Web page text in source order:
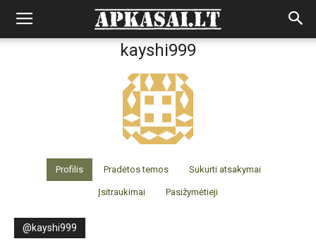
kayshi999
Profilis Pradėtos temos Sukurti atsakymai
Įsitraukimai Pasižymėtieji
@kayshi999